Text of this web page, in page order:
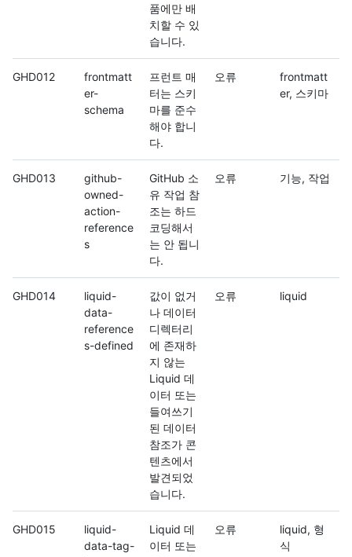
품에만 배
치할 수 있
습니다.
GHD012
frontmatt
er-
schema
프런트 매
터는 스키
마를 준수
해야 합니
다.
오류
frontmatt
er, 스키마
GHD013
github-
owned-
action-
reference
s
GitHub 소
유 작업 참
조는 하드
코딩해서
는 안 됩니
다.
오류 기능, 작업
GHD014
liquid-
data-
reference
s-defined
값이 없거
나 데이터
디렉터리
에 존재하
지 않는
Liquid 데
이터 또는
들여쓰기
된 데이터
참조가 콘
텐츠에서
발견되었
습니다.
오류 liquid
GHD015
liquid-
data-tag-
Liquid 데
이터 또는
오류
liquid, 형
식